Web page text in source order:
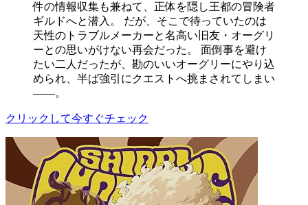
件の情報収集も兼ねて、正体を隠し王都の冒険者
ギルドへと潜入。 だが、そこで待っていたのは
天性のトラブルメーカーと名高い旧友・オーグリ
ーとの思いがけない再会だった。 面倒事を避け
たい二人だったが、勘のいいオーグリーにやり込
められ、半ば強引にクエストへ挑まされてしまい
――。
クリックして今すぐチェック